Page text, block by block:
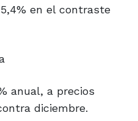
en el contraste
anual, a precios
diciembre.